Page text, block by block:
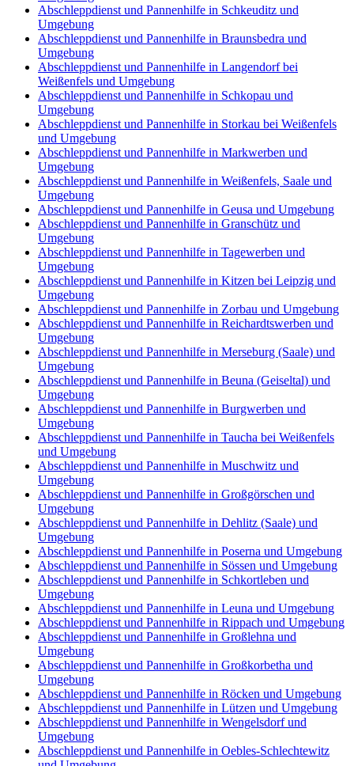
Abschleppdienst und Pannenhilfe in Schkeuditz und
Umgebung
Abschleppdienst und Pannenhilfe in Braunsbedra und
Umgebung
Abschleppdienst und Pannenhilfe in Langendorf bei
Weißenfels und Umgebung
Abschleppdienst und Pannenhilfe in Schkopau und
Umgebung
Abschleppdienst und Pannenhilfe in Storkau bei Weißenfels
und Umgebung
Abschleppdienst und Pannenhilfe in Markwerben und
Umgebung
Abschleppdienst und Pannenhilfe in Weißenfels, Saale und
Umgebung
Abschleppdienst und Pannenhilfe in Geusa und Umgebung
Abschleppdienst und Pannenhilfe in Granschütz und
Umgebung
Abschleppdienst und Pannenhilfe in Tagewerben und
Umgebung
Abschleppdienst und Pannenhilfe in Kitzen bei Leipzig und
Umgebung
Abschleppdienst und Pannenhilfe in Zorbau und Umgebung
Abschleppdienst und Pannenhilfe in Reichardtswerben und
Umgebung
Abschleppdienst und Pannenhilfe in Merseburg (Saale) und
Umgebung
Abschleppdienst und Pannenhilfe in Beuna (Geiseltal) und
Umgebung
Abschleppdienst und Pannenhilfe in Burgwerben und
Umgebung
Abschleppdienst und Pannenhilfe in Taucha bei Weißenfels
und Umgebung
Abschleppdienst und Pannenhilfe in Muschwitz und
Umgebung
Abschleppdienst und Pannenhilfe in Großgörschen und
Umgebung
Abschleppdienst und Pannenhilfe in Dehlitz (Saale) und
Umgebung
Abschleppdienst und Pannenhilfe in Poserna und Umgebung
Abschleppdienst und Pannenhilfe in Sössen und Umgebung
Abschleppdienst und Pannenhilfe in Schkortleben und
Umgebung
Abschleppdienst und Pannenhilfe in Leuna und Umgebung
Abschleppdienst und Pannenhilfe in Rippach und Umgebung
Abschleppdienst und Pannenhilfe in Großlehna und
Umgebung
Abschleppdienst und Pannenhilfe in Großkorbetha und
Umgebung
Abschleppdienst und Pannenhilfe in Röcken und Umgebung
Abschleppdienst und Pannenhilfe in Lützen und Umgebung
Abschleppdienst und Pannenhilfe in Wengelsdorf und
Umgebung
Abschleppdienst und Pannenhilfe in Oebles-Schlechtewitz